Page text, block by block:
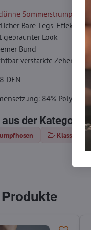
Sommerstrumpfhose
Bare-Legs-Effekt
gebräunter Look
Bund
verstärkte Zehen
DEN
84%
der Kategorie
Klassische